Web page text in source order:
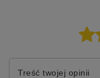
Treść twojej opinii